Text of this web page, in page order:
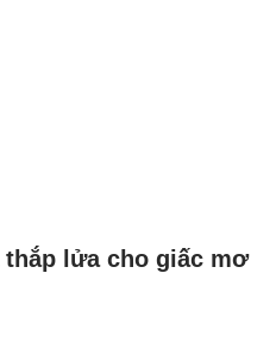
lửa cho giấc mơ